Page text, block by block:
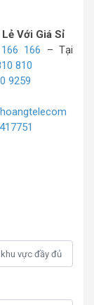
Với Giá Sỉ
166 – Tại
810
9259